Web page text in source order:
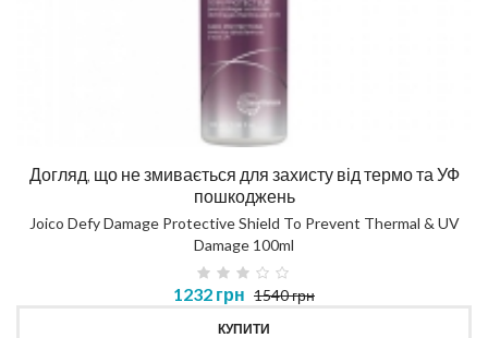
Догляд, що не змивається для захисту від термо та УФ
пошкоджень
Joico Defy Damage Protective Shield To Prevent Thermal & UV
Damage 100ml
1232 грн 1540 грн
КУПИТИ